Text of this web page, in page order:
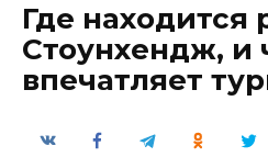
Где находится
Стоунхендж, и
впечатляет